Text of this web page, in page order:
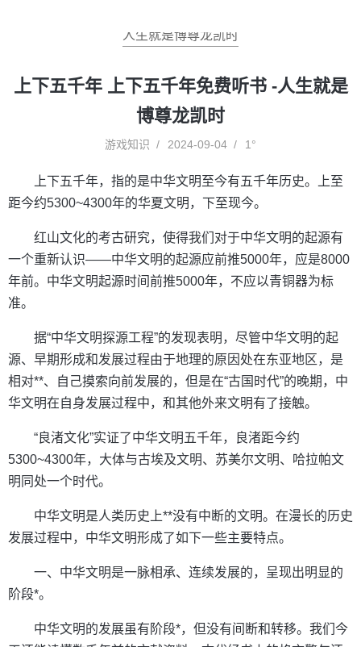
人生就是博尊龙凯时
上下五千年 上下五千年免费听书 -人生就是
博尊龙凯时
游戏知识 2024-09-04 1°
上下五千年，指的是中华文明至今有五千年历史。上至
距今约5300~4300年的华夏文明，下至现今。
红山文化的考古研究，使得我们对于中华文明的起源有
一个重新认识——中华文明的起源应前推5000年，应是8000
年前。中华文明起源时间前推5000年，不应以青铜器为标
准。
据“中华文明探源工程”的发现表明，尽管中华文明的起
源、早期形成和发展过程由于地理的原因处在东亚地区，是
相对**、自己摸索向前发展的，但是在“古国时代”的晚期，中
华文明在自身发展过程中，和其他外来文明有了接触。
“良渚文化”实证了中华文明五千年，良渚距今约
5300~4300年，大体与古埃及文明、苏美尔文明、哈拉帕文
明同处一个时代。
中华文明是人类历史上**没有中断的文明。在漫长的历史
发展过程中，中华文明形成了如下一些主要特点。
一、中华文明是一脉相承、连续发展的，呈现出明显的
阶段*。
中华文明的发展虽有阶段*，但没有间断和转移。我们今